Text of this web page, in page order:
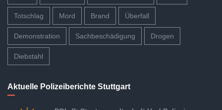
Totschlag Mord Brand Überfall
Demonstration Sachbeschädigung Drogen
Diebstahl
Aktuelle Polizeiberichte Stuttgart